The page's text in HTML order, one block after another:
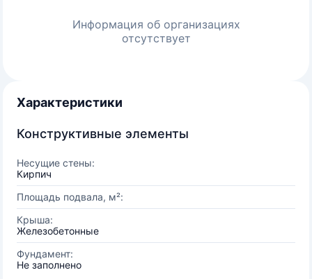
Информация об организациях
отсутствует
Характеристики
Конструктивные элементы
Несущие стены:
Кирпич
Площадь подвала, м²:
Крыша:
Железобетонные
Фундамент:
Не заполнено